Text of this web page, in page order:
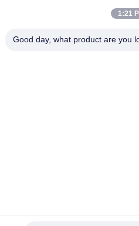
ที่อยู่
1:21
Good day, what product are you